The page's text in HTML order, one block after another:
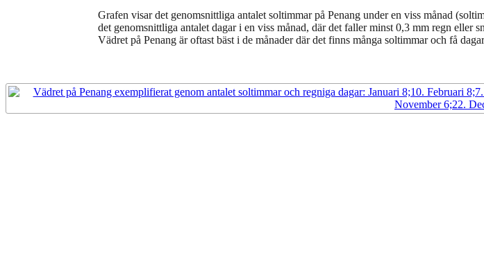
Grafen visar det genomsnittliga antalet soltimmar på Penang under en viss månad
det genomsnittliga antalet dagar i en viss månad, där det faller minst 0,3 mm regn eller
Vädret på Penang är oftast bäst i de månader där det finns många soltimmar och få